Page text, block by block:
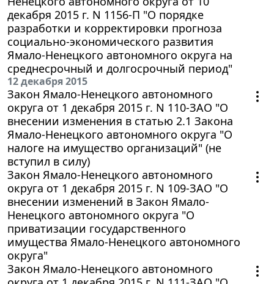
декабря 2015 г. N 1156-П "О порядке
разработки и корректировки прогноза
социально-экономического развития
Ямало-Ненецкого автономного округа на
среднесрочный и долгосрочный период"
12 декабря 2015
Закон Ямало-Ненецкого автономного
округа от 1 декабря 2015 г. N 110-ЗАО "О
внесении изменения в статью 2.1 Закона
Ямало-Ненецкого автономного округа "О
налоге на имущество организаций" (не
вступил в силу)
Закон Ямало-Ненецкого автономного
округа от 1 декабря 2015 г. N 109-ЗАО "О
внесении изменений в Закон Ямало-
Ненецкого автономного округа "О
приватизации государственного
имущества Ямало-Ненецкого автономного
округа"
Закон Ямало-Ненецкого автономного